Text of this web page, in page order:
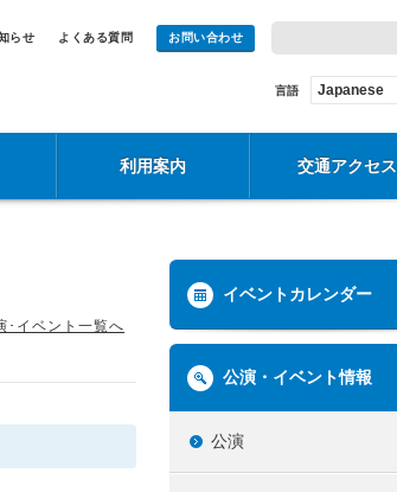
らせ よくある質問 お問い合わせ
言語 Japanese
利用案内 交通アクセス
･イベント一覧へ
イベントカレンダー
公演・イベント情報
公演